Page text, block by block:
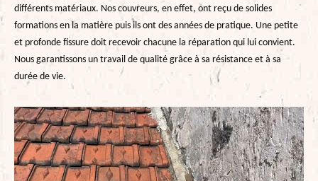
différents matériaux. Nos couvreurs, en effet, ont reçu de solides
formations en la matière puis ils ont des années de pratique. Une petite
et profonde fissure doit recevoir chacune la réparation qui lui convient.
Nous garantissons un travail de qualité grâce à sa résistance et à sa
durée de vie.